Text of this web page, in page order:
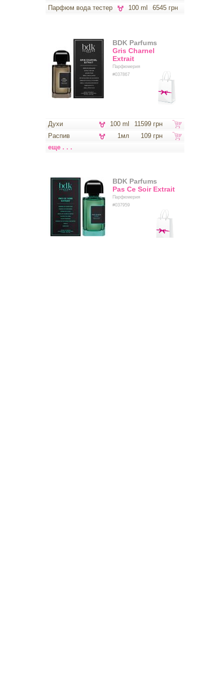
Парфюм вода тестер
100 ml 6545 грн
BDK Parfums
Gris Charnel
Extrait
Парфюмерия
#037867
Духи 100 ml
11599 грн
Распив
1мл
109 грн
еще . . .
BDK Parfums
Pas Ce Soir Extrait
Парфюмерия
#037959